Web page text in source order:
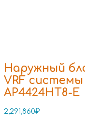
Наружный
VRF системы
AP4424HT8-E
2,291,860₽